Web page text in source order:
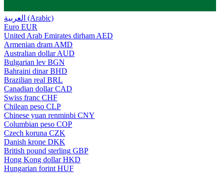
العربية (Arabic)
Euro EUR
United Arab Emirates dirham AED
Armenian dram AMD
Australian dollar AUD
Bulgarian lev BGN
Bahraini dinar BHD
Brazilian real BRL
Canadian dollar CAD
Swiss franc CHF
Chilean peso CLP
Chinese yuan renminbi CNY
Columbian peso COP
Czech koruna CZK
Danish krone DKK
British pound sterling GBP
Hong Kong dollar HKD
Hungarian forint HUF